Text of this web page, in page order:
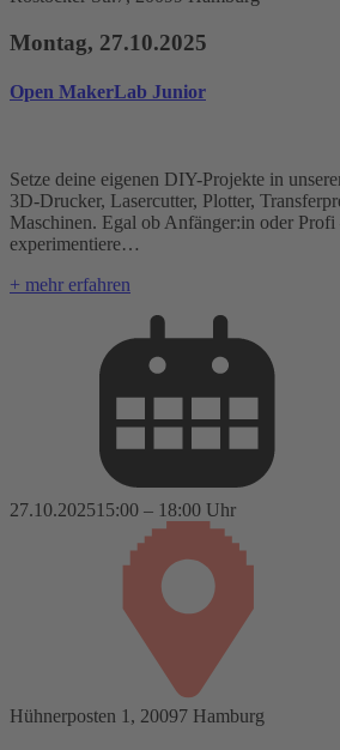
Montag, 27.10.2025
Open MakerLab Junior
Setze deine eigenen DIY-Projekte in
3D-Drucker, Lasercutter, Plotter,
Maschinen. Egal ob Anfänger:in oder
experimentiere…
+ mehr erfahren
27.10.202515:00 – 18:00 Uhr
Hühnerposten 1, 20097 Hamburg